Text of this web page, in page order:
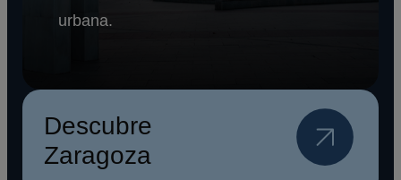
urbana.
Descubre
Zaragoza